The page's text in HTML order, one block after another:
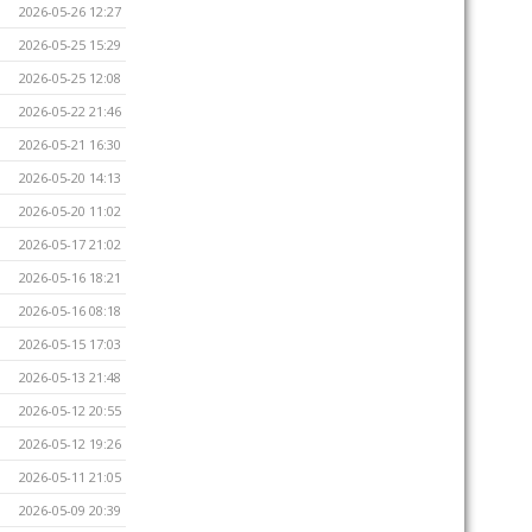
2026-05-26 12:27
2026-05-25 15:29
2026-05-25 12:08
2026-05-22 21:46
2026-05-21 16:30
2026-05-20 14:13
2026-05-20 11:02
2026-05-17 21:02
2026-05-16 18:21
2026-05-16 08:18
2026-05-15 17:03
2026-05-13 21:48
2026-05-12 20:55
2026-05-12 19:26
2026-05-11 21:05
2026-05-09 20:39